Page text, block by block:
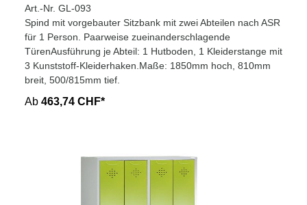
Abteilbreite
Art.-Nr. GL-093
Spind mit vorgebauter Sitzbank mit zwei Abteilen nach ASR
für 1 Person. Paarweise zueinanderschlagende
TürenAusführung je Abteil: 1 Hutboden, 1 Kleiderstange mit
3 Kunststoff-Kleiderhaken.Maße: 1850mm hoch, 810mm
breit, 500/815mm tief.
Ab 463,74 CHF*